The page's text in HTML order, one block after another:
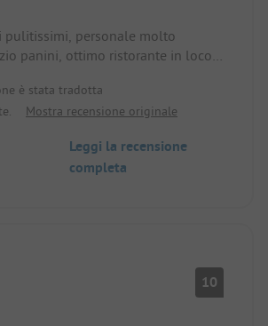
pulitissimi, personale molto
panini, ottimo ristorante in loco,
aggiuntivo anche per i cani,
è stata tradotta
Mostra recensione originale
Leggi la recensione
completa
10